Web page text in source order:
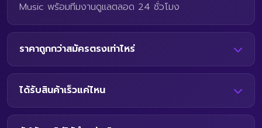
Music พร้อมทีมงานดูแลตลอด 24 ชั่วโมง
ราคาถูกกว่าสมัครตรงเท่าไหร่
ได้รับสินค้าเร็วแค่ไหน